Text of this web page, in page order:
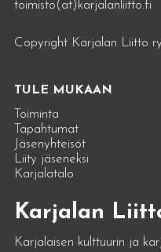
toimisto(at)karjalanliitto.fi
Copyright Karjalan Liitto ry
TULE MUKAAN
Toiminta
Tapahtumat
Jäsenyhteisöt
Liity jäseneksi
Karjalatalo
Karjalan
Karjalaisen kulttuurin ja